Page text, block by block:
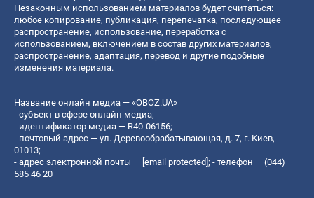
Незаконным использованием материалов будет считаться:
любое копирование, публикация, перепечатка, последующее
распространение, использование, переработка с
использованием, включением в состав других материалов,
распространение, адаптация, перевод и другие подобные
изменения материала.
Название онлайн медиа — «OBOZ.UA»
- субъект в сфере онлайн медиа;
- идентификатор медиа — R40-06156;
- почтовый адрес — ул. Деревообрабатывающая, д. 7, г. Киев,
01013;
- адрес электронной почты — [email protected]; - телефон — (044)
585 46 20